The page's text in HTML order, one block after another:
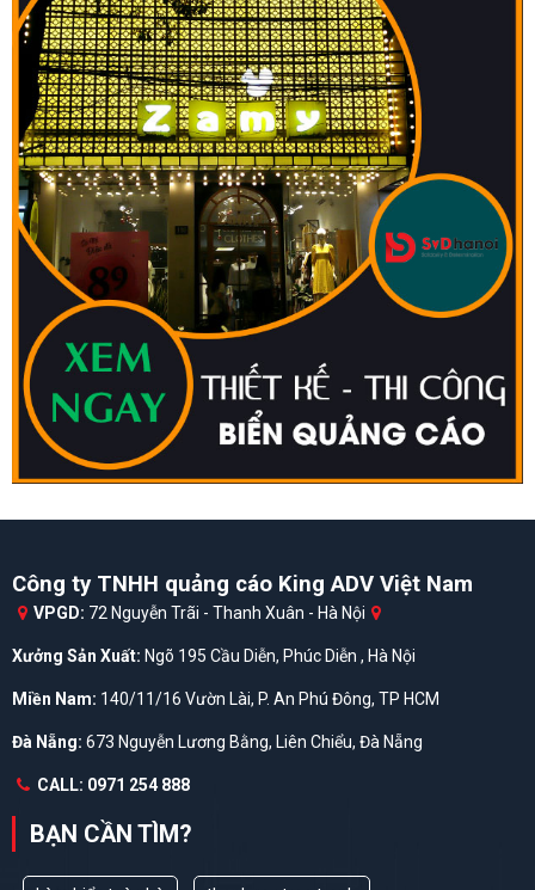
Công ty TNHH quảng cáo King ADV Việt Nam
VPGD: 72 Nguyễn Trãi - Thanh Xuân - Hà Nội
Xưởng Sản Xuất: Ngõ 195 Cầu Diễn, Phúc Diễn , Hà Nội
Miền Nam: 140/11/16 Vườn Lài, P. An Phú Đông, TP HCM
Đà Nẵng: 673 Nguyễn Lương Bằng, Liên Chiểu, Đà Nẵng
CALL: 0971 254 888
BẠN CẦN TÌM?